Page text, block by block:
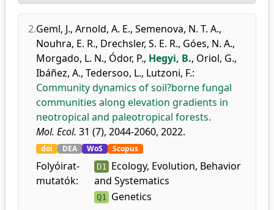
2.Geml, J., Arnold, A. E., Semenova, N. T. A.,
Nouhra, E. R., Drechsler, S. E. R., Góes, N. A.,
Morgado, L. N., Ódor, P., Hegyi, B., Oriol, G.,
Ibáñez, A., Tedersoo, L., Lutzoni, F.:
Community dynamics of soil?borne fungal
communities along elevation gradients in
neotropical and paleotropical forests.
Mol. Ecol. 31 (7), 2044-2060, 2022.
doi DEA WoS Scopus
Folyóirat-
mutatók:
D1 Ecology, Evolution, Behavior
and Systematics
Q1 Genetics